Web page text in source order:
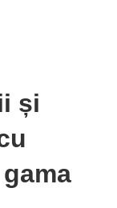
și